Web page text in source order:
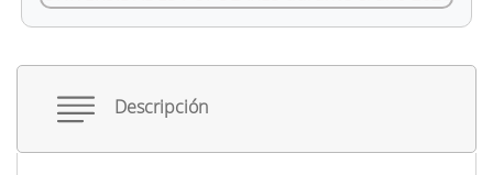
Descripción